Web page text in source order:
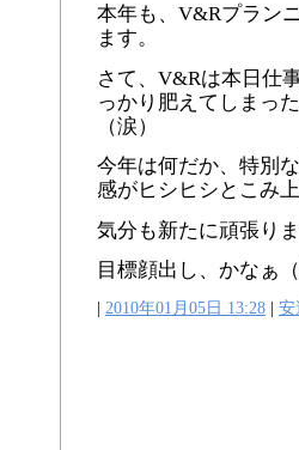
本年も、V&Rプラン
ます。
さて、V&Rは本日仕
っかり肥えてしまっ
（涙）
今年は何だか、特別
感がヒシヒシとこみ
気分も新たに頑張り
目標顔出し、かなぁ（
2010年01月05日 13:28 安